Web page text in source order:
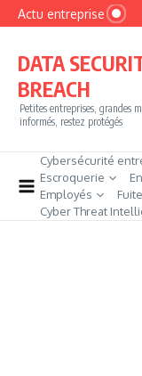
Aller au contenu
Actu entrepriseMyPhoto
DATA
BREACH
Petites entreprises, grandes
informés, restez protégés
Cybersécurité
Escroquerie
Employés
Cyber Threat